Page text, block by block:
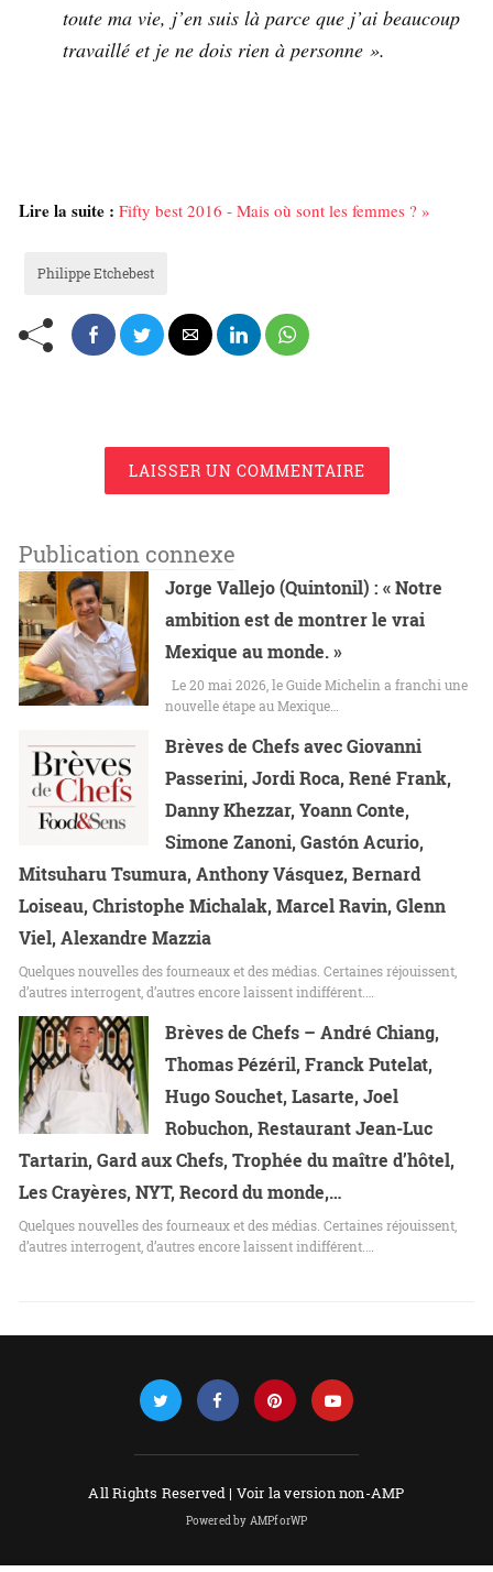
toute ma vie, j’en suis là parce que j’ai beaucoup
travaillé et je ne dois rien à personne ».
Lire la suite : Fifty best 2016 - Mais où sont les femmes ? »
Philippe Etchebest
LAISSER UN COMMENTAIRE
Publication connexe
Jorge Vallejo (Quintonil) : « Notre
ambition est de montrer le vrai
Mexique au monde. »
Le 20 mai 2026, le Guide Michelin a franchi une
nouvelle étape au Mexique…
Brèves de Chefs avec Giovanni
Passerini, Jordi Roca, René Frank,
Danny Khezzar, Yoann Conte,
Simone Zanoni, Gastón Acurio,
Mitsuharu Tsumura, Anthony Vásquez, Bernard
Loiseau, Christophe Michalak, Marcel Ravin, Glenn
Viel, Alexandre Mazzia
Quelques nouvelles des fourneaux et des médias. Certaines réjouissent,
d’autres interrogent, d’autres encore laissent indifférent.…
Brèves de Chefs – André Chiang,
Thomas Pézéril, Franck Putelat,
Hugo Souchet, Lasarte, Joel
Robuchon, Restaurant Jean-Luc
Tartarin, Gard aux Chefs, Trophée du maître d’hôtel,
Les Crayères, NYT, Record du monde,…
Quelques nouvelles des fourneaux et des médias. Certaines réjouissent,
d’autres interrogent, d’autres encore laissent indifférent.…
All Rights Reserved | Voir la version non-AMP
Powered by AMPforWP